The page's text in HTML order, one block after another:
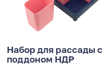
Набор для рассады с
поддоном НДР